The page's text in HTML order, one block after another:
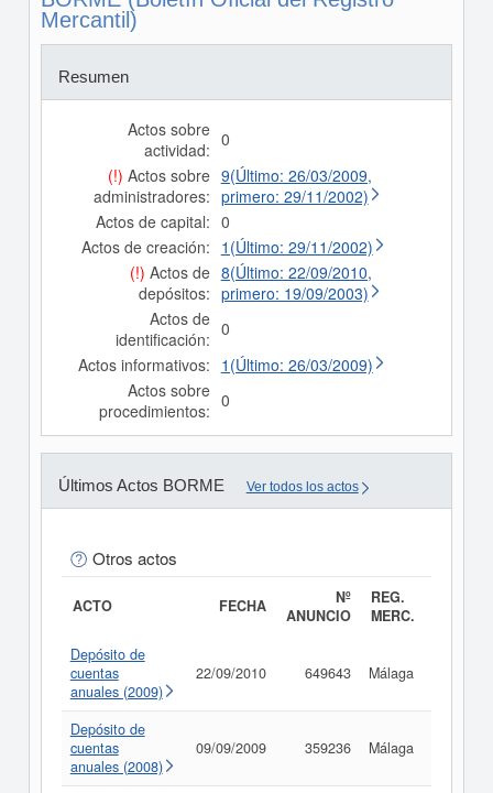
Mercantil)
Resumen
Actos sobre
actividad: 0
(!) Actos sobre
administradores:
9(Último: 26/03/2009,
primero: 29/11/2002)
Actos de capital: 0
Actos de creación: 1(Último: 29/11/2002)
(!) Actos de
depósitos:
8(Último: 22/09/2010,
primero: 19/09/2003)
Actos de
identificación: 0
Actos informativos: 1(Último: 26/03/2009)
Actos sobre
procedimientos: 0
Últimos Actos BORME Ver todos los actos
Otros actos
ACTO FECHA
Nº
ANUNCIO
REG.
MERC.
Depósito de
cuentas
anuales (2009)
22/09/2010 649643 Málaga
Depósito de
cuentas
anuales (2008)
09/09/2009 359236 Málaga